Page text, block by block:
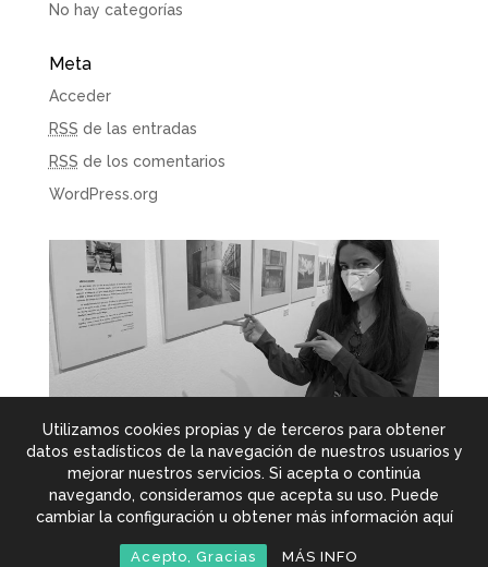
Utilizamos cookies propias y de terceros para obtener
datos estadísticos de la navegación de nuestros usuarios y
mejorar nuestros servicios. Si acepta o continúa
navegando, consideramos que acepta su uso. Puede
cambiar la configuración u obtener más información aquí
Acepto, Gracias MÁS INFO
No hay categorías
Meta
Acceder
RSS de las entradas
RSS de los comentarios
WordPress.org
© Copyright 2025 Belén Vieyra Calderoni- Todos los
Diseño: Tremolacha